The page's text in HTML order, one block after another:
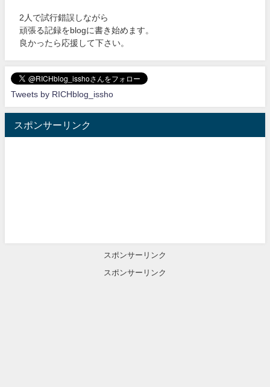
2人で試行錯誤しながら
頑張る記録をblogに書き始めます。
良かったら応援して下さい。
Tweets by RICHblog_issho
スポンサーリンク
スポンサーリンク
スポンサーリンク